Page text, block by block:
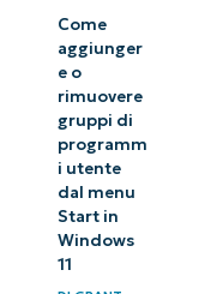
Come
aggiunger
e o
rimuovere
gruppi di
programm
i utente
dal menu
Start in
Windows
11